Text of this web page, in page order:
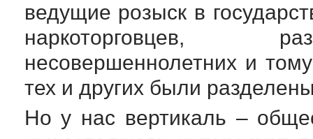
ведущие розыск в
наркоторговцев,
несовершеннолетних и
тех и других были
Но у нас вертикаль –